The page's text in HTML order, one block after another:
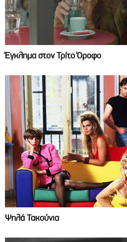
Έγκλημα στον Τρίτο Όροφο
Ψηλά Τακούνια